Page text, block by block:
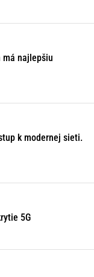
najlepšiu
k modernej sieti.
5G